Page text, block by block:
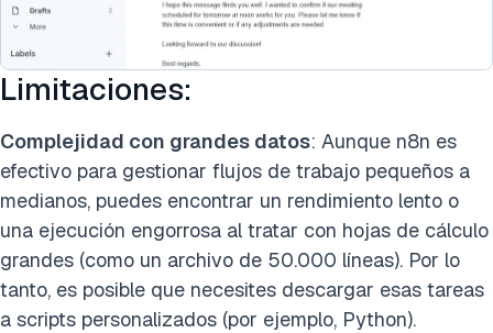
Limitaciones:
Complejidad con grandes datos: Aunque n8n es
efectivo para gestionar flujos de trabajo pequeños a
medianos, puedes encontrar un rendimiento lento o
una ejecución engorrosa al tratar con hojas de cálculo
grandes (como un archivo de 50.000 líneas). Por lo
tanto, es posible que necesites descargar esas tareas
a scripts personalizados (por ejemplo, Python).